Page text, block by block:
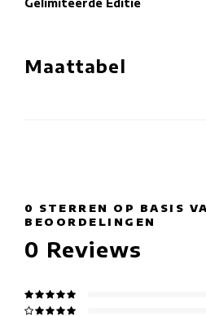
Gelimiteerde Editie
Maattabel
0 STERREN OP BASIS
BEOORDELINGEN
0 Reviews